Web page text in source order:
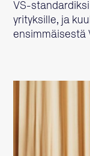
VS-
yrityksille, ja
ensimmäisestä